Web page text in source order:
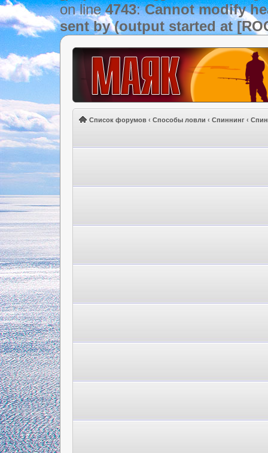
on line4743:Cannot modify
sent by (output started at
Список форумов ‹ Способы ловли ‹ Спиннинг ‹